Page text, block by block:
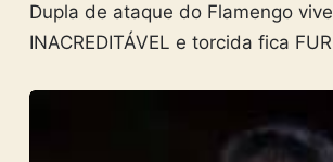
Dupla de ataque do Flamengo
INACREDITÁVEL e torcida fica